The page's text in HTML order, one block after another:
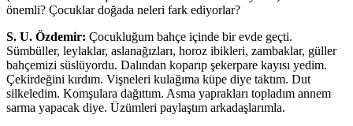
önemli? Çocuklar doğada neleri fark ediyorlar?
S. U. Özdemir: Çocukluğum bahçe içinde bir evde geçti.
Sümbüller, leylaklar, aslanağızları, horoz ibikleri, zambaklar, güller
bahçemizi süslüyordu. Dalından koparıp şekerpare kayısı yedim.
Çekirdeğini kırdım. Vişneleri kulağıma küpe diye taktım. Dut
silkeledim. Komşulara dağıttım. Asma yaprakları topladım annem
sarma yapacak diye. Üzümleri paylaştım arkadaşlarımla.